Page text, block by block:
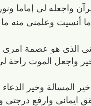
واجعله لى إماما
أنسيت وعلمنى منه ما
الذى هو عصمة امرى
واجعل الموت راحة
المسالة وخير الدعاء
ايمانى وارفع درجتى